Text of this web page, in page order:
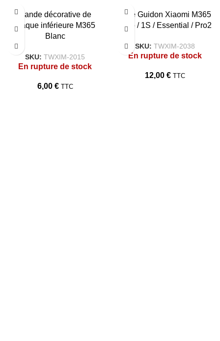
Bande décorative de
plaque inférieure M365
Blanc
SKU: TWXIM-2015
En rupture de stock
6,00 € TTC
Bare Guidon Xiaomi M365
/ Pro / 1S / Essential / Pro2
SKU: TWXIM-2038
En rupture de stock
12,00 € TTC